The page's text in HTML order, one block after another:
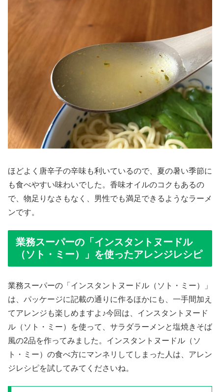
ほどよく唐辛子の辛味も利いているので、夏の暑い季節に
も食べやすい味わいでした。香味オイルのコクもあるの
で、物足りなさもなく、男性でも満足できるようなラーメ
ンです。
業務スーパーの「インスタントヌードル
（ソト・ミー）」を使ったアレンジレシピ
業務スーパーの「インスタントヌードル（ソト・ミー）」
は、パッケージに記載の通りに作るほかにも、一手間加え
てアレンジも楽しめますよ♪今回は、インスタントヌード
ル（ソト・ミー）を使って、サラダラーメンと塩焼きそば
風の2品を作ってみました。インスタントヌードル（ソ
ト・ミー）の食べ方にマンネリしてしまった人は、アレン
ジレシピを試してみてくださいね。